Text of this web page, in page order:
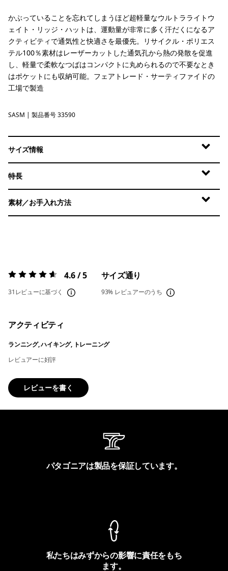
かぶっていることを忘れてしまうほど超軽量なウルトラライトウ
ェイト・リッジ・ハットは、運動量が非常に多く汗だくになるア
クティビティで通気性と快適さを最優先。リサイクル・ポリエス
テル100％素材はレーザーカットした通気孔から熱の発散を促進
し、軽量で柔軟なつばはコンパクトに丸められるので不要なとき
はポケットにも収納可能。フェアトレード・サーティファイドの
工場で製造
Sastrugi: Summit Blue
SASM | 製品番号 33590
サイズ情報
特長
素材／お手入れ方法
評価:4.6 / 5 4.6 / 5
31レビューに基づく
サイズ通り
93% レビュアーのうち
アクティビティ
ランニング, ハイキング, トレーニング
レビュアーに好評
レビューを書く
パタゴニアは製品を保証しています。
私たちはみずからの影響に責任をもち
ます。